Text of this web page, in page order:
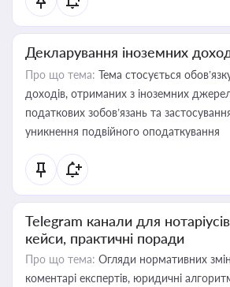
Декларування іноземних
Про що тема: Тема стосується
доходів, отриманих з іноземних
податкових зобов’язань та
уникнення подвійного оподаткування
Telegram канали для
кейси, практичні поради
Про що тема: Огляди нормативних
коментарі експертів, юридичні